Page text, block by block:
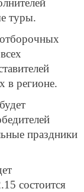
туры.
в регионе.
праздники
состоится